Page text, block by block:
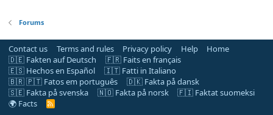
Forums
Contact us Terms and rules Privacy policy Help
Home
🇩🇪 Fakten auf Deutsch
🇫🇷 Faits en français
🇪🇸 Hechos en Español
🇮🇹 Fatti in Italiano
🇧🇷 🇵🇹 Fatos em português
🇩🇰 Fakta på dansk
🇸🇪 Fakta på svenska
🇳🇴 Fakta på norsk
🇫🇮 Faktat suomeksi
🌍 Facts
R